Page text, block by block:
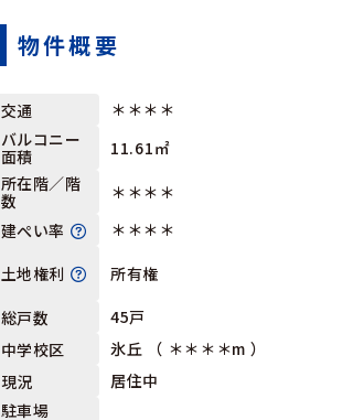
物件概要
交通 ＊＊＊＊
バルコニー
面積
11.61㎡
所在階／階
数
＊＊＊＊
建ぺい率
＊＊＊＊
土地権利
所有権
総戸数
45戸
中学校区
氷丘 （ ＊＊＊＊m ）
現況
居住中
駐車場